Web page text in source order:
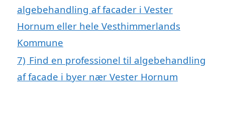
algebehandling af facader i Vester
Hornum eller hele Vesthimmerlands
Kommune
7) Find en professionel til algebehandling
af facade i byer nær Vester Hornum